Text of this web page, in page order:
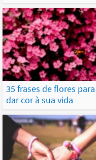
35 frases de flores para
dar cor à sua vida